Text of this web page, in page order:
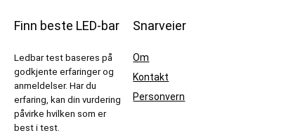
Finn beste LED-bar
Ledbar test baseres på
godkjente erfaringer og
anmeldelser. Har du
erfaring, kan din vurdering
påvirke hvilken som er
best i test.
Snarveier
Om
Kontakt
Personvern